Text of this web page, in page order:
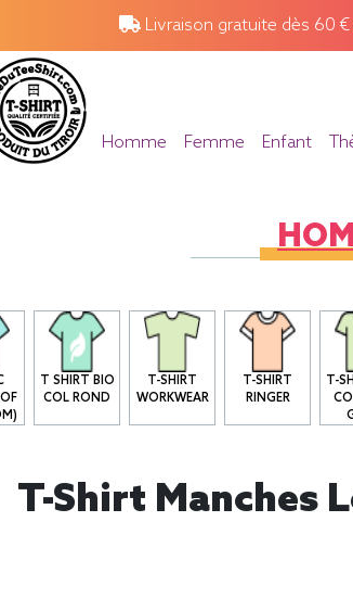
Livraison gratuite dès 60 €
Homme Femme Enfant
T SHIRT BIO
COL ROND
T-SHIRT
WORKWEAR
T-SHIRT
RINGER
T-
T-Shirt Manches